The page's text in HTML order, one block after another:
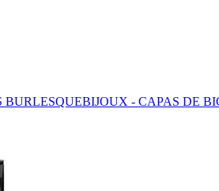
BURLESQUEBIJOUX - CAPAS DE